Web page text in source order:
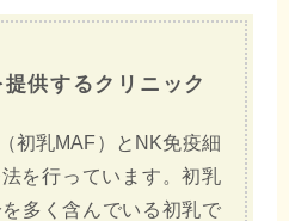
供するクリニック
初乳MAF）とNK免疫細
を行っています。初乳
多く含んでいる初乳で